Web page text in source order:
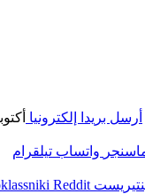
أرسل بريدا إلكترونيا أكتوبر 19,
واتساب تيلقرام